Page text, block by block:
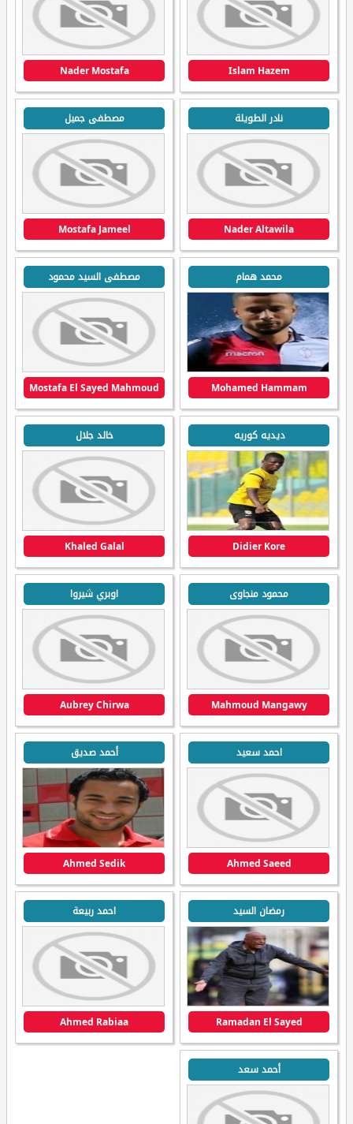
Islam Hazem
Nader Mostafa
نادر الطويلة
Nader Altawila
مصطفى جميل
Mostafa Jameel
محمد همام
Mohamed Hammam
مصطفى السيد محمود
Mostafa El Sayed Mahmoud
ديديه كوريه
Didier Kore
خالد جلال
Khaled Galal
محمود منجاوى
Mahmoud Mangawy
اوبري شيروا
Aubrey Chirwa
احمد سعيد
Ahmed Saeed
أحمد صديق
Ahmed Sedik
رمضان السيد
Ramadan El Sayed
احمد ربيعة
Ahmed Rabiaa
أحمد سعد